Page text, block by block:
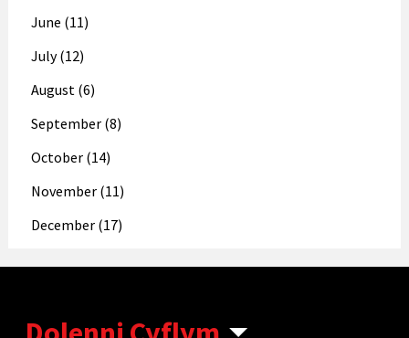
June (11)
July (12)
August (6)
September (8)
October (14)
November (11)
December (17)